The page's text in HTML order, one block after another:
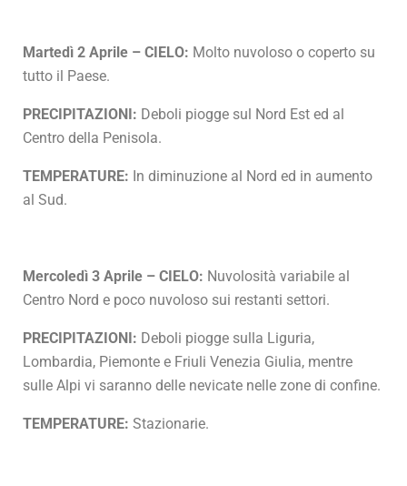
Martedì 2 Aprile – CIELO: Molto nuvoloso o coperto su
tutto il Paese.
PRECIPITAZIONI: Deboli piogge sul Nord Est ed al
Centro della Penisola.
TEMPERATURE: In diminuzione al Nord ed in aumento
al Sud.
Mercoledì 3 Aprile – CIELO: Nuvolosità variabile al
Centro Nord e poco nuvoloso sui restanti settori.
PRECIPITAZIONI: Deboli piogge sulla Liguria,
Lombardia, Piemonte e Friuli Venezia Giulia, mentre
sulle Alpi vi saranno delle nevicate nelle zone di confine.
TEMPERATURE: Stazionarie.